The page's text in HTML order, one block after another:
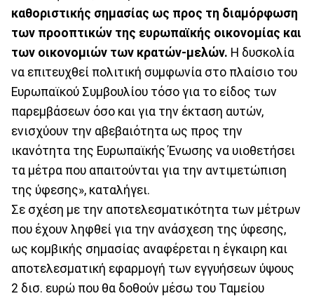
καθοριστικής σημασίας ως προς τη διαμόρφωση
των προοπτικών της ευρωπαϊκής οικονομίας και
των οικονομιών των κρατών-μελών. Η δυσκολία
να επιτευχθεί πολιτική συμφωνία στο πλαίσιο του
Ευρωπαϊκού Συμβουλίου τόσο για το είδος των
παρεμβάσεων όσο και για την έκταση αυτών,
ενισχύουν την αβεβαιότητα ως προς την
ικανότητα της Ευρωπαϊκής Ένωσης να υιοθετήσει
τα μέτρα που απαιτούνται για την αντιμετώπιση
της ύφεσης», καταλήγει.
Σε σχέση με την αποτελεσματικότητα των μέτρων
που έχουν ληφθεί για την ανάσχεση της ύφεσης,
ως κομβικής σημασίας αναφέρεται η έγκαιρη και
αποτελεσματική εφαρμογή των εγγυήσεων ύψους
2 δισ. ευρώ που θα δοθούν μέσω του Ταμείου